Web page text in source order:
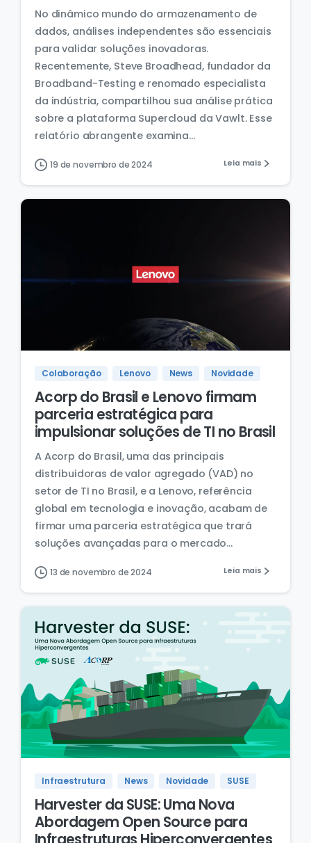
No dinâmico mundo do armazenamento de
dados, análises independentes são essenciais
para validar soluções inovadoras.
Recentemente, Steve Broadhead, fundador da
Broadband-Testing e renomado especialista
da indústria, compartilhou sua análise prática
sobre a plataforma Supercloud da Vawlt. Esse
relatório abrangente examina...
19 de novembro de 2024 Leia mais
Colaboração Lenovo News Novidade
Acorp do Brasil e Lenovo firmam
parceria estratégica para
impulsionar soluções de TI no Brasil
A Acorp do Brasil, uma das principais
distribuidoras de valor agregado (VAD) no
setor de TI no Brasil, e a Lenovo, referência
global em tecnologia e inovação, acabam de
firmar uma parceria estratégica que trará
soluções avançadas para o mercado...
13 de novembro de 2024 Leia mais
Infraestrutura News Novidade SUSE
Harvester da SUSE: Uma Nova
Abordagem Open Source para